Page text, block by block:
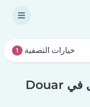
خيارات التصفية 1
فرص عمل مربيات أطفال في Douar